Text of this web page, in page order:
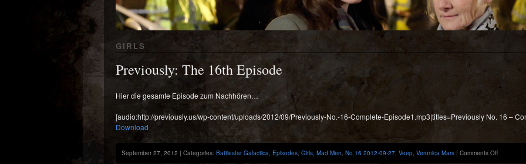
GIRLS
Previously: The 16th Episode
Hier die gesamte Episode zum Nachhören…
[audio:http://previously.us/wp-content/uploads/2012/09/Previously-No.-16-Complete-Episode1.mp3|titles=Previously No. 16 –
Download
September 27, 2012 | Categories: Battlestar Galactica, Episodes, Girls, Mad Men, No.16 2012-09-27, Veep, Veronica Mars | Comments Offon